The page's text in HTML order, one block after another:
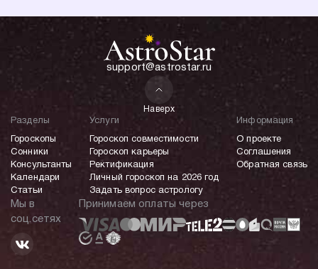
support@astrostar.ru
Наверх
Разделы
Гороскопы
Сонники
Консультанты
Календари
Статьи
Услуги
Гороскоп совместимости
Гороскоп карьеры
Ректификация
Личный гороскоп на 2026 год
Задать вопрос астрологу
Информация
О проекте
Соглашения
Обратная связь
Мы в
соц.сетях
Принимаем оплаты через